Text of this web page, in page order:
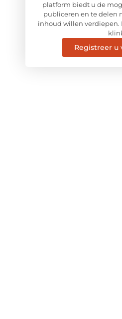
platform biedt u de
publiceren en te delen
inhoud willen verdiepen.
Registreer u